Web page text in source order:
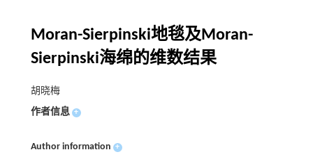
Moran-Sierpinski地毯及Moran-
Sierpinski海绵的维数结果
胡晓梅
作者信息 +
Author information +